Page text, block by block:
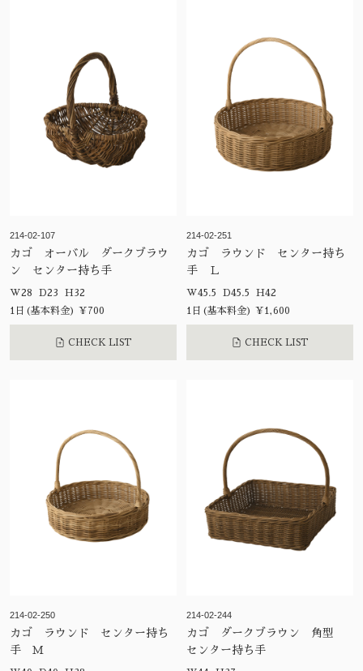
214-02-107
カゴ オーバル ダークブラウ
ン センター持ち手
W28 D23 H32
1日(基本料金) ¥700
CHECK LIST
214-02-251
カゴ ラウンド センター持ち
手 Ｌ
W45.5 D45.5 H42
1日(基本料金) ¥1,600
CHECK LIST
214-02-250
カゴ ラウンド センター持ち
手 Ｍ
214-02-244
カゴ ダークブラウン 角型
センター持ち手